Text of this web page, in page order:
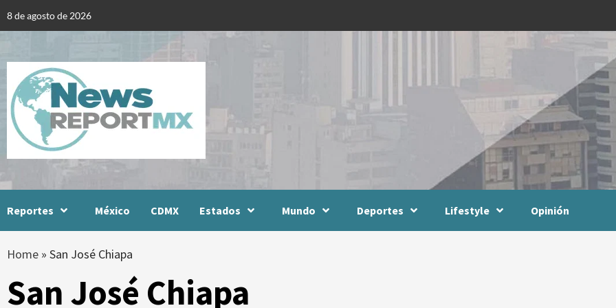
8 de agosto de 2026
Reportes México CDMX Estados Mundo Deportes Lifestyle Opinión
Home » San José Chiapa
San José Chiapa